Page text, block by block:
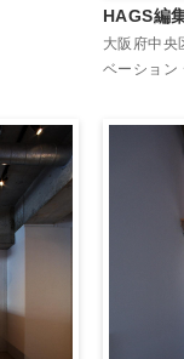
HAGS編
大阪府中央
ベーション